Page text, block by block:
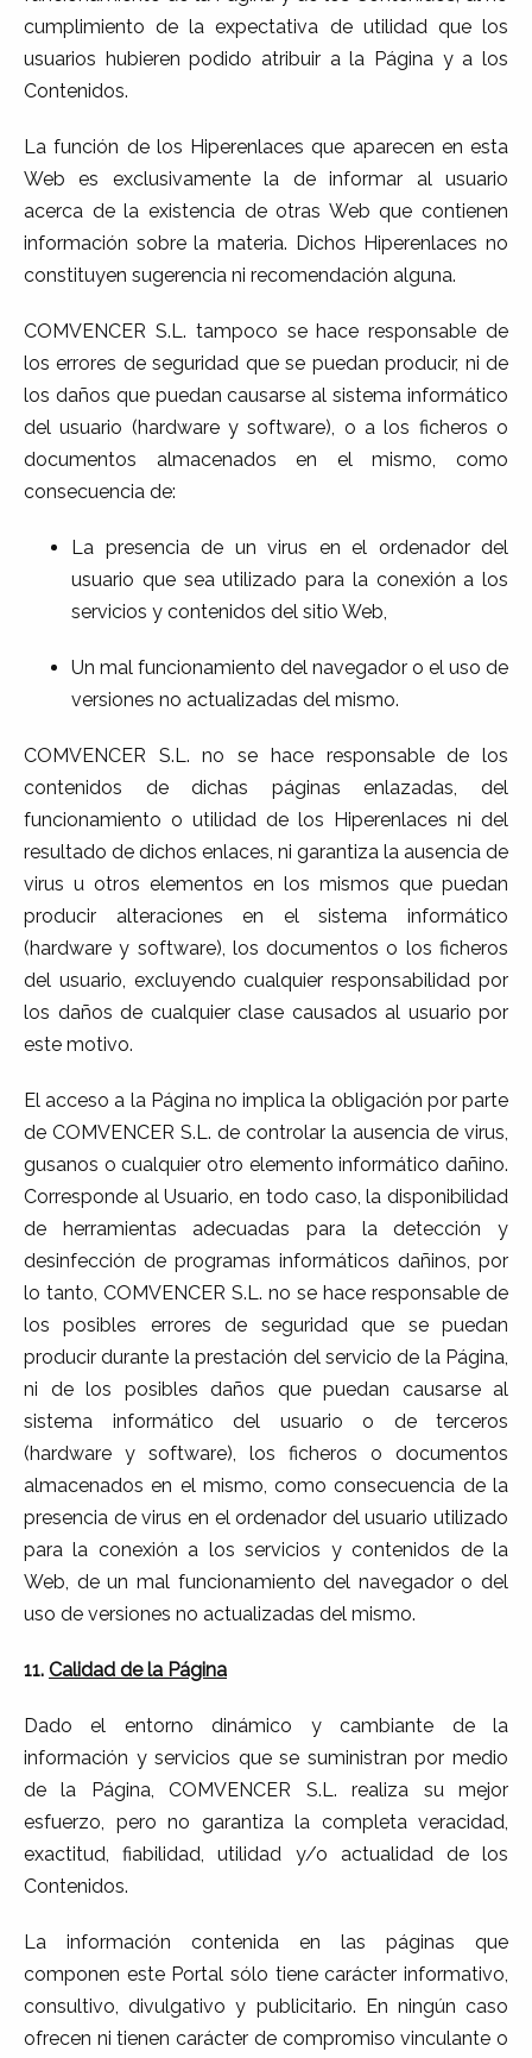
cumplimiento de la expectativa de utilidad que los
usuarios hubieren podido atribuir a la Página y a los
Contenidos.
La función de los Hiperenlaces que aparecen en esta
Web es exclusivamente la de informar al usuario
acerca de la existencia de otras Web que contienen
información sobre la materia. Dichos Hiperenlaces no
constituyen sugerencia ni recomendación alguna.
COMVENCER S.L. tampoco se hace responsable de
los errores de seguridad que se puedan producir, ni de
los daños que puedan causarse al sistema informático
del usuario (hardware y software), o a los ficheros o
documentos almacenados en el mismo, como
consecuencia de:
La presencia de un virus en el ordenador del
usuario que sea utilizado para la conexión a los
servicios y contenidos del sitio Web,
Un mal funcionamiento del navegador o el uso de
versiones no actualizadas del mismo.
COMVENCER S.L. no se hace responsable de los
contenidos de dichas páginas enlazadas, del
funcionamiento o utilidad de los Hiperenlaces ni del
resultado de dichos enlaces, ni garantiza la ausencia de
virus u otros elementos en los mismos que puedan
producir alteraciones en el sistema informático
(hardware y software), los documentos o los ficheros
del usuario, excluyendo cualquier responsabilidad por
los daños de cualquier clase causados al usuario por
este motivo.
El acceso a la Página no implica la obligación por parte
de COMVENCER S.L. de controlar la ausencia de virus,
gusanos o cualquier otro elemento informático dañino.
Corresponde al Usuario, en todo caso, la disponibilidad
de herramientas adecuadas para la detección y
desinfección de programas informáticos dañinos, por
lo tanto, COMVENCER S.L. no se hace responsable de
los posibles errores de seguridad que se puedan
producir durante la prestación del servicio de la Página,
ni de los posibles daños que puedan causarse al
sistema informático del usuario o de terceros
(hardware y software), los ficheros o documentos
almacenados en el mismo, como consecuencia de la
presencia de virus en el ordenador del usuario utilizado
para la conexión a los servicios y contenidos de la
Web, de un mal funcionamiento del navegador o del
uso de versiones no actualizadas del mismo.
11. Calidad de la Página
Dado el entorno dinámico y cambiante de la
información y servicios que se suministran por medio
de la Página, COMVENCER S.L. realiza su mejor
esfuerzo, pero no garantiza la completa veracidad,
exactitud, fiabilidad, utilidad y/o actualidad de los
Contenidos.
La información contenida en las páginas que
componen este Portal sólo tiene carácter informativo,
consultivo, divulgativo y publicitario. En ningún caso
ofrecen ni tienen carácter de compromiso vinculante o